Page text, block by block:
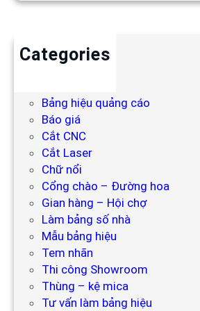
Categories
Bảng hiệu quảng cáo
Báo giá
Cắt CNC
Cắt Laser
Chữ nổi
Cổng chào – Đường hoa
Gian hàng – Hội chợ
Làm bảng số nhà
Mẫu bảng hiệu
Tem nhãn
Thi công Showroom
Thùng – kệ mica
Tư vấn làm bảng hiệu